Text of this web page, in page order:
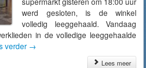
werd gesloten, is de winkel
volledig leeggehaald. Vandaag
in de volledige leeggehaalde
verder →
Lees meer